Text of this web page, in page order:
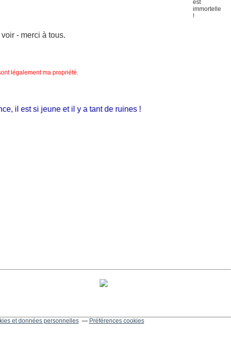
- merci à tous.
légalement ma propriété.
il est si jeune et il y a tant de ruines !
et données personnelles Préférences cookies